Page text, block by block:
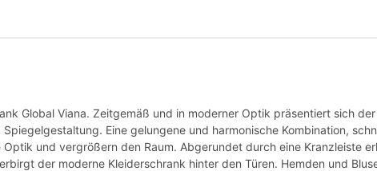
Global Viana. Zeitgemäß und in moderner Optik präsentiert sich der
Eine gelungene und harmonische Kombination,
und vergrößern den Raum. Abgerundet durch eine Kranzleiste
der moderne Kleiderschrank hinter den Türen. Hemden und